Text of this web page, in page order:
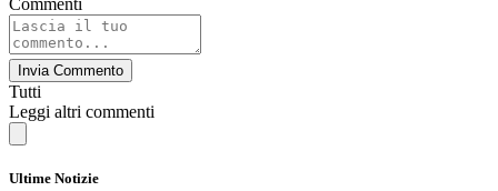
Invia Commento
Tutti
Leggi altri commenti
Ultime Notizie